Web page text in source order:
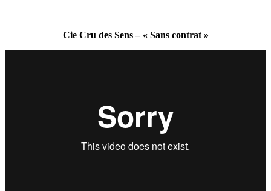
Cie Cru des Sens – « Sans contrat »